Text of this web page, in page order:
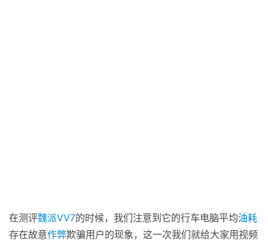
在测评魏派VV7的时候，我们注意到它的行车电脑平均油耗
存在故意作弊欺骗用户的现象，这一次我们就给大家用视频